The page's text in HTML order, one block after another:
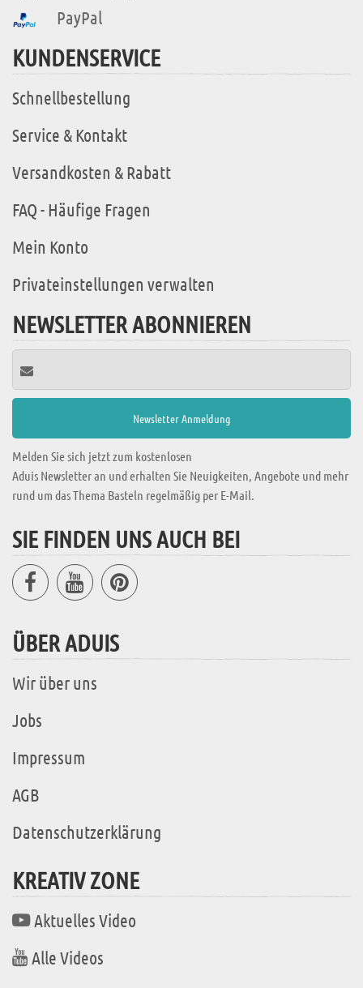
PayPal
KUNDENSERVICE
Schnellbestellung
Service & Kontakt
Versandkosten & Rabatt
FAQ - Häufige Fragen
Mein Konto
Privateinstellungen verwalten
NEWSLETTER ABONNIEREN
Melden Sie sich jetzt zum kostenlosen
Aduis Newsletter an und erhalten Sie Neuigkeiten, Angebote und mehr
rund um das Thema Basteln regelmäßig per E-Mail.
SIE FINDEN UNS AUCH BEI
ÜBER ADUIS
Wir über uns
Jobs
Impressum
AGB
Datenschutzerklärung
KREATIV ZONE
Aktuelles Video
Alle Videos